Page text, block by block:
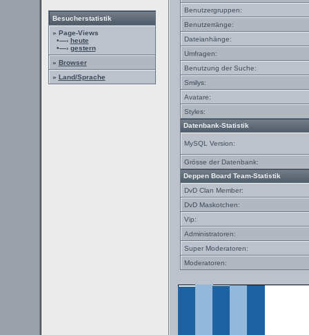
Besucherstatistik
» Page-Views
•—› heute
•—› gestern
» Browser
» Land/Sprache
Benutzergruppen:
Benutzerränge:
Dateianhänge:
Umfragen:
Benutzung der Suche:
Smilys:
Avatare:
Styles:
Datenbank-Statistik
MySQL Version:
Grösse der Datenbank:
Deppen Board Team-Statistik
DvD Clan Member:
DvD Maskotchen:
Vip:
Administratoren:
Super Moderatoren:
Moderatoren: